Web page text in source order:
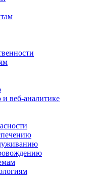
веб-аналитике